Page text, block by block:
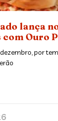
lança
com Ouro
a BRF por